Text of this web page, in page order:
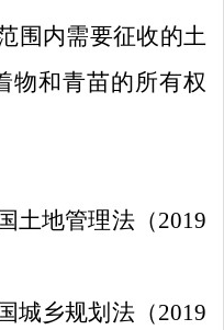
围内需要征收的土
物和青苗的所有权
土地管理法（2019
城乡规划法（2019